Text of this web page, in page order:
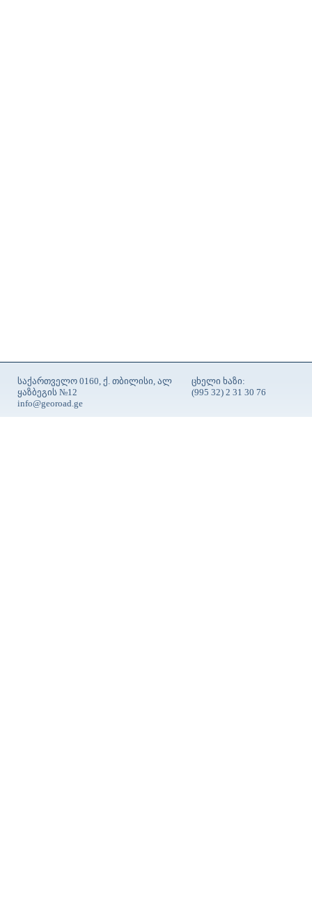
საქართველო 0160, ქ. თბილისი, ალ
ყაზბეგის №12
info@georoad.ge
ცხელი ხაზი:
(995 32) 2 31 30 76